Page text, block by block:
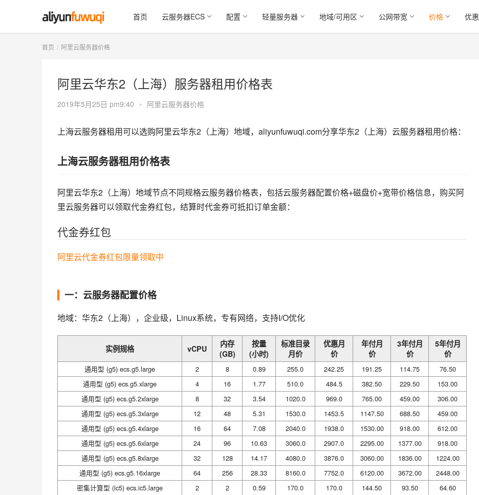
首页 云服务器ECS 配置 轻量服务器 地域/可用区 公网带宽 价格 优惠
首页 阿里云服务器价格
阿里云华东2（上海）服务器租用价格表
2019年5月25日 pm9:40 • 阿里云服务器价格
上海云服务器租用可以选购阿里云华东2（上海）地域，aliyunfuwuqi.com分享华东2（上海）云服务器租用价格：
上海云服务器租用价格表
阿里云华东2（上海）地域节点不同规格云服务器价格表，包括云服务器配置价格+磁盘价+宽带价格信息，购买阿
里云服务器可以领取代金券红包，结算时代金券可抵扣订单金额：
代金券红包
阿里云代金券红包限量领取中
一：云服务器配置价格
地域：华东2（上海），企业级，Linux系统，专有网络，支持I/O优化
实例规格 vCPU
内存
(GB)
按量
(小时)
标准目录
月价
优惠月
价
年付月
价
3年付月
价
5年付月
价
通用型 (g5) ecs.g5.large 2 8 0.89 255.0 242.25 191.25 114.75
76.50
通用型 (g5) ecs.g5.xlarge
4 16 1.77 510.0 484.5 382.50 229.50
153.00
通用型 (g5) ecs.g5.2xlarge
8 32 3.54 1020.0 969.0 765.00 459.00
306.00
通用型 (g5) ecs.g5.3xlarge
12 48 5.31 1530.0 1453.5 1147.50 688.50
459.00
通用型 (g5) ecs.g5.4xlarge
16 64 7.08 2040.0 1938.0 1530.00 918.00
612.00
通用型 (g5) ecs.g5.6xlarge
24 96 10.63 3060.0 2907.0 2295.00 1377.00
918.00
通用型 (g5) ecs.g5.8xlarge
32 128 14.17 4080.0 3876.0 3060.00 1836.00
1224.00
通用型 (g5) ecs.g5.16xlarge
64 256 28.33 8160.0 7752.0 6120.00 3672.00
2448.00
密集计算型 (ic5) ecs.ic5.large
2 2 0.59 170.0 170.0 144.50 93.50
64.60